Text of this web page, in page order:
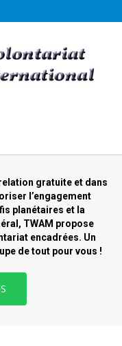
gratuite et dans
l’engagement
planétaires et la
TWAM propose
encadrées. Un
de tout pour vous !